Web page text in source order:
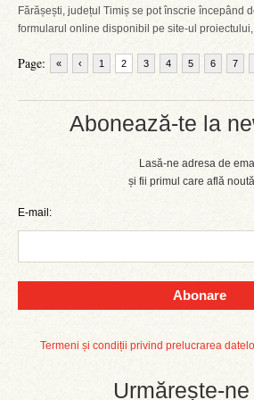
Abonează-te la
Lasă-ne adresa de
și fii primul care află
E-mail:
Abonare
Termeni și condiții privind prelucrarea
Urmărește-ne
Fărășești, județul Timiș se pot înscrie începând
formularul online disponibil pe site-ul
Page: « ‹ 1 2 3 4 5 6 7